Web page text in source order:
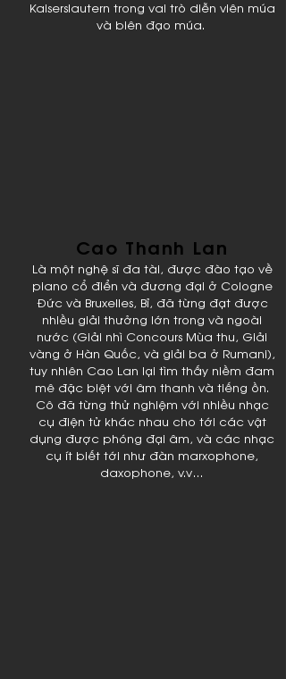
Kaiserslautern trong vai trò diễn viên múa
và biên đạo múa.
Cao Thanh Lan
Là một nghệ sĩ đa tài, được đào tạo về
piano cổ điển và đương đại ở Cologne
Đức và Bruxelles, Bỉ, đã từng đạt được
nhiều giải thưởng lớn trong và ngoài
nước (Giải nhì Concours Mùa thu, Giải
vàng ở Hàn Quốc, và giải ba ở Rumani),
tuy nhiên Cao Lan lại tìm thấy niềm đam
mê đặc biệt với âm thanh và tiếng ồn.
Cô đã từng thử nghiệm với nhiều nhạc
cụ điện tử khác nhau cho tới các vật
dụng được phóng đại âm, và các nhạc
cụ ít biết tới như đàn marxophone,
daxophone, v.v…